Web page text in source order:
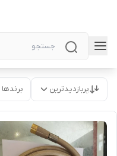
پربازدیدترین برندها